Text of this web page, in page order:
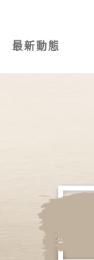
最新動態